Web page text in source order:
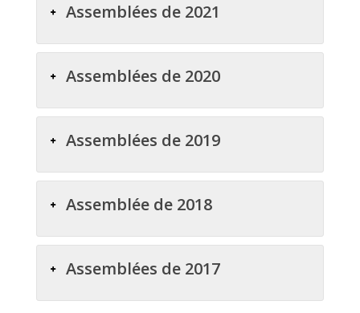
Assemblées de 2021
Assemblées de 2020
Assemblées de 2019
Assemblée de 2018
Assemblées de 2017